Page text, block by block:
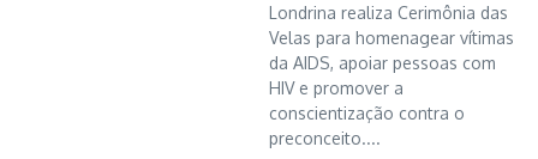
Londrina realiza Cerimônia das
Velas para homenagear vítimas
da AIDS, apoiar pessoas com
HIV e promover a
conscientização contra o
preconceito....